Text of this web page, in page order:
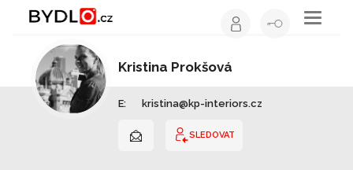
Toggle
Kristina Prokšová
E: kristina@kp-interiors.cz
SLEDOVAT